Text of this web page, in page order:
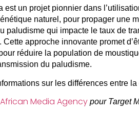
est un projet pionnier dans
naturel, pour propager une
paludisme qui impacte le taux de
Cette approche innovante promet
réduire la population de
du paludisme.
sur les différences entre
African Media Agencypour Target